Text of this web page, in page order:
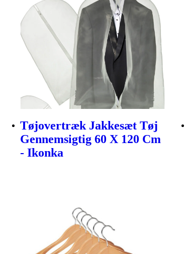
Tøjovertræk Jakkesæt Tøj
Gennemsigtig 60 X 120 Cm
- Ikonka